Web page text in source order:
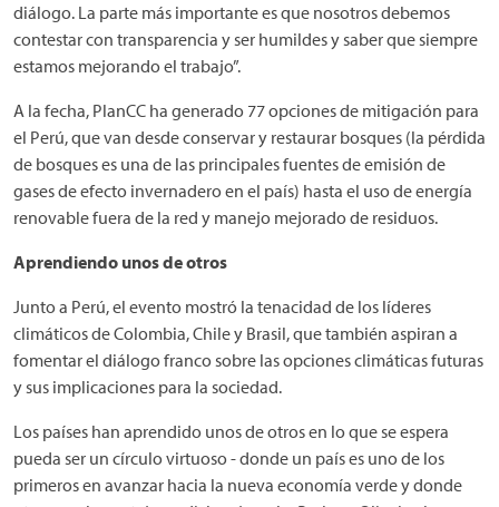
diálogo. La parte más importante es que nosotros debemos
contestar con transparencia y ser humildes y saber que siempre
estamos mejorando el trabajo”.
A la fecha, PlanCC ha generado 77 opciones de mitigación para
el Perú, que van desde conservar y restaurar bosques (la pérdida
de bosques es una de las principales fuentes de emisión de
gases de efecto invernadero en el país) hasta el uso de energía
renovable fuera de la red y manejo mejorado de residuos.
Aprendiendo unos de otros
Junto a Perú, el evento mostró la tenacidad de los líderes
climáticos de Colombia, Chile y Brasil, que también aspiran a
fomentar el diálogo franco sobre las opciones climáticas futuras
y sus implicaciones para la sociedad.
Los países han aprendido unos de otros en lo que se espera
pueda ser un círculo virtuoso - donde un país es uno de los
primeros en avanzar hacia la nueva economía verde y donde